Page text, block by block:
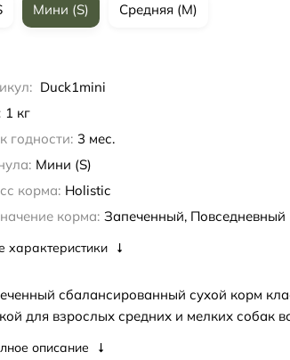
Мини (S) Средняя (M)
Duck1mini
1 кг
годности: 3 мес.
Мини (S)
корма: Holistic
корма: Запеченный, Повседневный
характеристики
сбалансированный сухой корм
для взрослых средних и мелких собак
описание